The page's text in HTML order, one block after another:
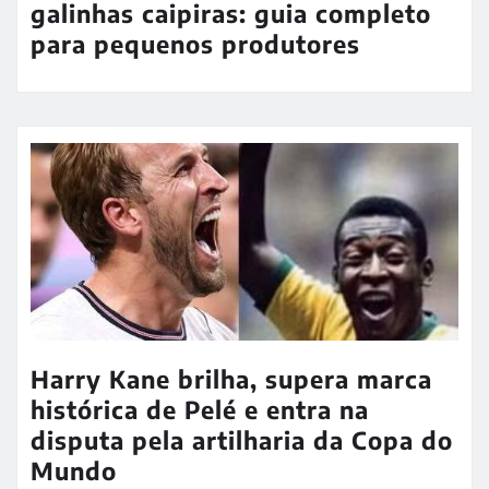
galinhas caipiras: guia completo
para pequenos produtores
Harry Kane brilha, supera marca
histórica de Pelé e entra na
disputa pela artilharia da Copa do
Mundo